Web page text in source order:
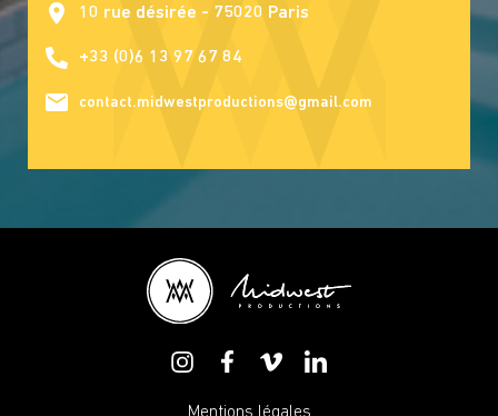
10 rue désirée - 75020 Paris
+33 (0)6 13 97 67 84
contact.midwestproductions@gmail.com